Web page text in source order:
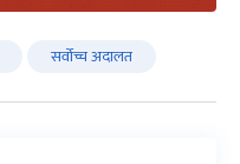
सर्वोच्च अदालत